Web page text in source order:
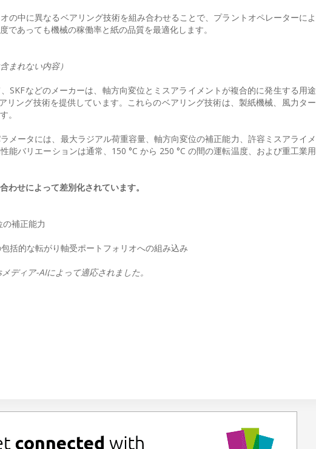
の中に異なるベアリング技術を組み合わせることで、プラントオペレーターによ
あっても機械の稼働率と紙の品質を最適化します。
まれない内容）
SKFなどのメーカーは、軸方向変位とミスアライメントが複合的に発生する用途
リング技術を提供しています。これらのベアリング技術は、製紙機械、風力ター
。
メータには、最大ラジアル荷重容量、軸方向変位の補正能力、許容ミスアライメ
能バリエーションは通常、150 °C から 250 °C の間の運転温度、および重工業用
わせによって差別化されています。
補正能力
括的な転がり軸受ポートフォリオへの組み込み
ィア-AIによって適応されました。